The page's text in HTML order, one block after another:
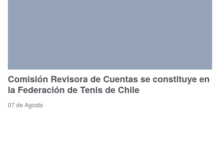
Comisión Revisora de Cuentas se constituye en
la Federación de Tenis de Chile
07 de Agosto